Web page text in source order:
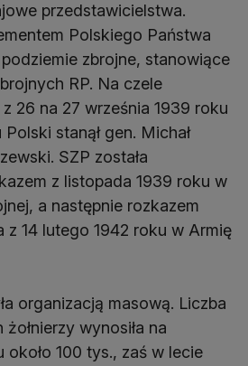
przedstawicielstwa.
Polskiego Państwa
zbrojne, stanowiące
RP. Na czele
26 na 27 września 1939 roku
stanął gen. Michał
SZP została
z listopada 1939 roku w
a następnie rozkazem
z 14 lutego 1942 roku w Armię
organizacją masową. Liczba
wynosiła na
około 100 tys., zaś w lecie